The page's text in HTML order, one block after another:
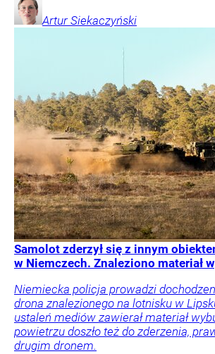
Artur Siekaczyński
Samolot zderzył się z innym
w Niemczech. Znaleziono materiał
Niemiecka policja prowadzi
drona znalezionego na lotnisku w
ustaleń mediów zawierał materiał
powietrzu doszło też do zderzenia,
drugim dronem.